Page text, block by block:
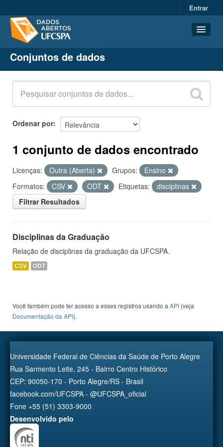
Entrar
Conjuntos de dados
Organizações
Grupos
Sobre
Conjuntos de dados
Ordenar por
1 conjunto de dados encontrado
Licenças: Outra (Aberta) Grupos:
Ensino
Formatos:
CSV ODT Etiquetas:
disciplinas
Filtrar Resultados
Disciplinas da Graduação
Relação de disciplinas da graduação da UFCSPA.
CSV ODT
Você também pode ter acesso a esses registros usando a API (veja
Documentação da API).
Universidade Federal de Ciências da Saúde de Porto Alegre
Rua Sarmento Leite, 245 - Bairro Centro Histórico
CEP: 90050-170 - Porto Alegre/RS - Brasil
facebook.com/UFCSPA - @UFCSPA_oficial
Fone +55 (51) 3303-9000
Desenvolvido pelo